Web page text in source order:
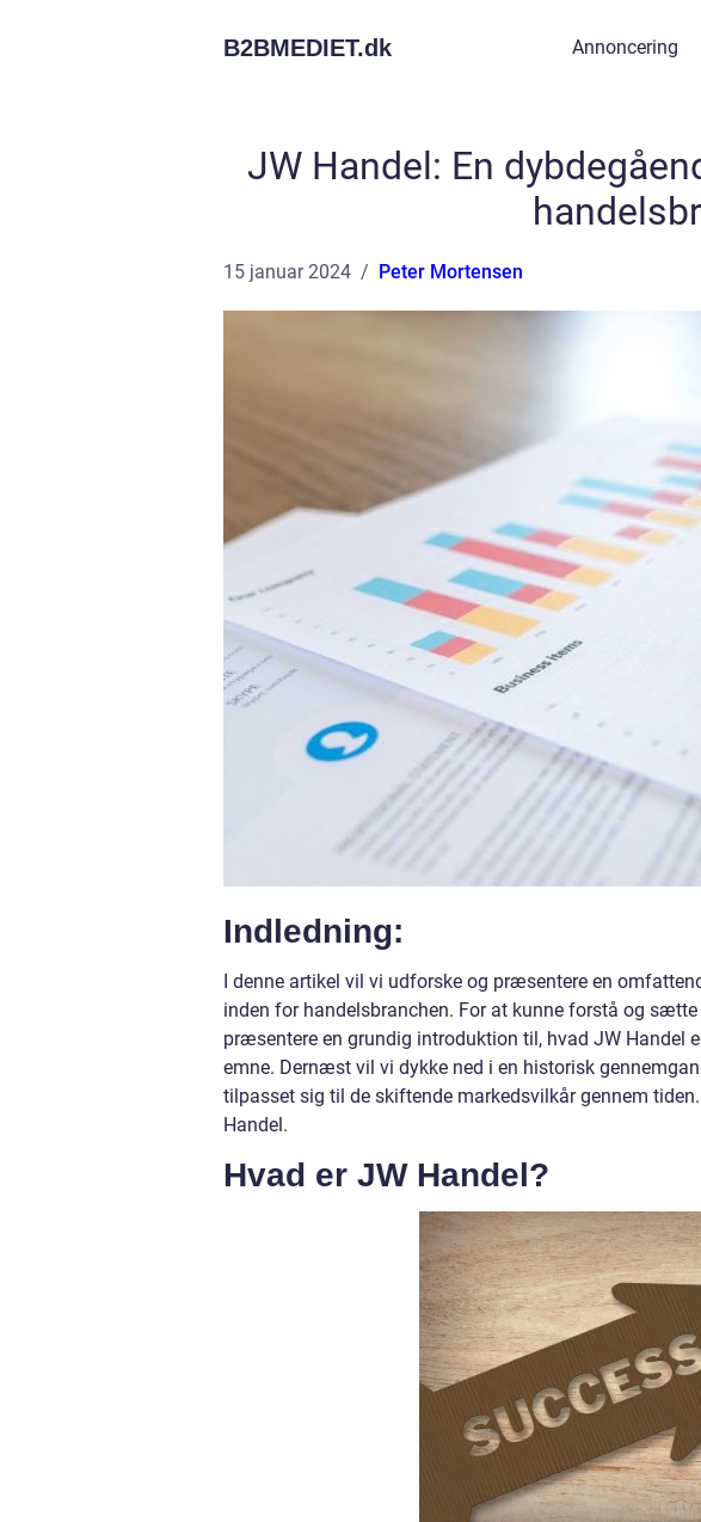
B2BMEDIET.dk Annoncering
JW Handel: En
15 januar 2024 Peter Mortensen
Indledning:
I denne artikel vil vi udforske og præsentere en
inden for handelsbranchen. For at kunne forstå og
præsentere en grundig introduktion til, hvad JW Handel
emne. Dernæst vil vi dykke ned i en historisk
tilpasset sig til de skiftende markedsvilkår gennem
Handel.
Hvad er JW Handel?